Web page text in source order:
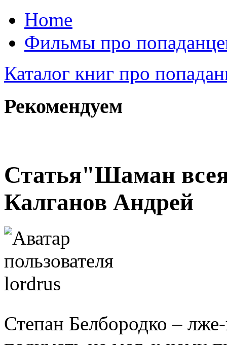
Home
Фильмы про
Каталог книг про
Рекомендуем
Статья"Шаман
Калганов Андрей
Степан Белбородко –